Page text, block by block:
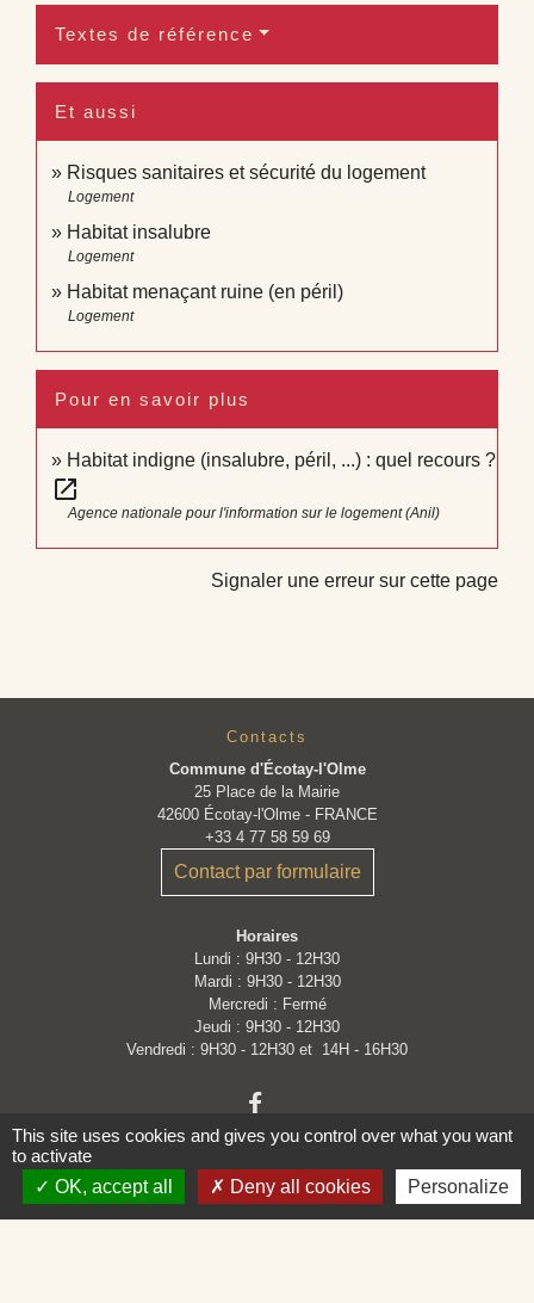
Textes de référence
Et aussi
Risques sanitaires et sécurité du logement
Logement
Habitat insalubre
Logement
Habitat menaçant ruine (en péril)
Logement
Pour en savoir plus
Habitat indigne (insalubre, péril, ...) : quel recours ?
open_in_new
Agence nationale pour l'information sur le logement (Anil)
Signaler une erreur sur cette page
Contacts
Commune d'Écotay-l'Olme
25 Place de la Mairie
42600 Écotay-l'Olme - FRANCE
+33 4 77 58 59 69
Contact par formulaire
Horaires
Lundi : 9H30 - 12H30
Mardi : 9H30 - 12H30
Mercredi : Fermé
Jeudi : 9H30 - 12H30
Vendredi : 9H30 - 12H30 et 14H - 16H30
This site uses cookies and gives you control over what you want
to activate
OK, accept all
Deny all cookies Personalize